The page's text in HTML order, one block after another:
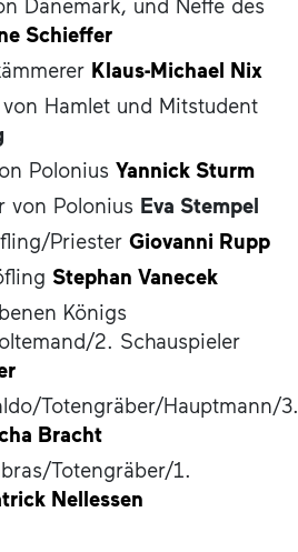
Dänemark, und Neffe des
Schieffer
Klaus-Michael Nix
Hamlet und Mitstudent
Polonius Yannick Sturm
von Polonius Eva Stempel
Priester Giovanni Rupp
Stephan Vanecek
Königs
2. Schauspieler
Totengräber/Hauptmann/3.
Bracht
Totengräber/1.
Nellessen